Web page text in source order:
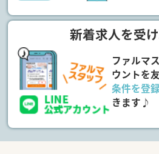
新着求人を受
ファルマ
ウントを
条件を登録
きます♪